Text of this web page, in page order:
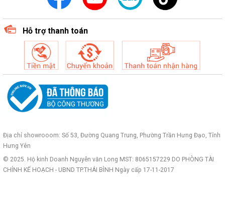
Hỗ trợ thanh toán
Địa chỉ showrooom: Số 53, Đường Quang Trung, Phường Trần Hưng Đạo, Tỉnh
Hưng Yên
© 2025. Hộ kinh Doanh Nguyễn văn Long MST: 8065157229 DO PHÒNG TÀI
CHÍNH KẾ HOẠCH - UBND TP.THÁI BÌNH Ngày cấp 17-11-2017